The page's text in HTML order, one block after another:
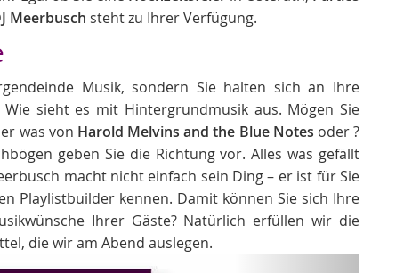
Meerbusch steht zu Ihrer Verfügung.
Musik, sondern Sie halten sich an Ihre
sieht es mit Hintergrundmusik aus. Mögen Sie
was von Harold Melvins and the Blue Notes oder ?
geben Sie die Richtung vor. Alles was gefällt
macht nicht einfach sein Ding – er ist für Sie
Playlistbuilder kennen. Damit können Sie sich Ihre
Ihrer Gäste? Natürlich erfüllen wir die
die wir am Abend auslegen.